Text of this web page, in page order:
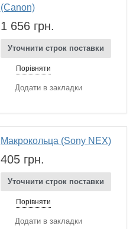
(Canon)
1 656 грн.
Уточнити строк поставки
Порівняти
Додати в закладки
Макрокольца (Sony NEX)
405 грн.
Уточнити строк поставки
Порівняти
Додати в закладки